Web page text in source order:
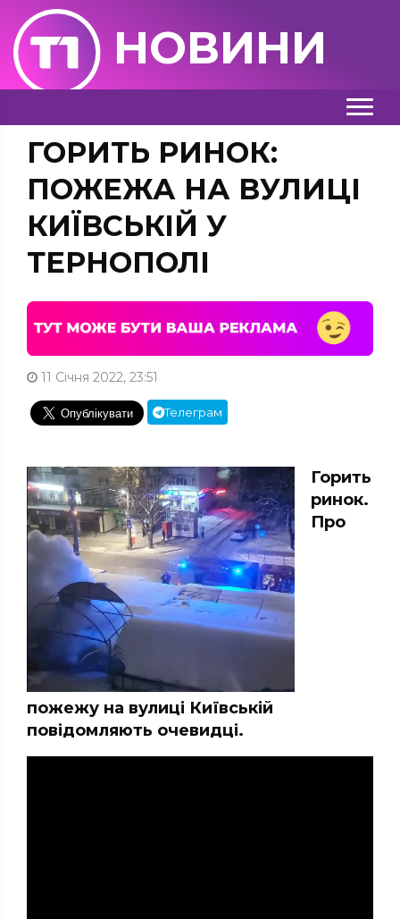
НОВИНИ
ГОРИТЬ РИНОК:
ПОЖЕЖА НА ВУЛИЦІ
КИЇВСЬКІЙ У
ТЕРНОПОЛІ
11 Січня 2022, 23:51
Телеграм
Горить
ринок.
Про
пожежу на вулиці Київській
повідомляють очевидці.